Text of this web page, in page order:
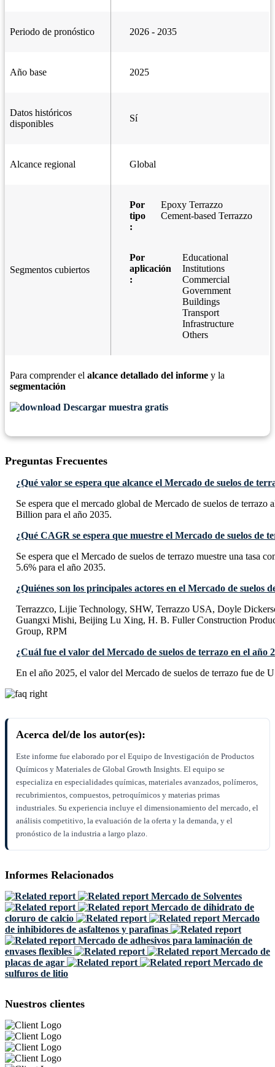
Periodo de pronóstico 2026 - 2035
Año base 2025
Datos históricos
disponibles
Sí
Alcance regional Global
Segmentos cubiertos
Por
tipo
:
Epoxy Terrazzo
Cement-based Terrazzo
Por
aplicación
:
Educational
Institutions
Commercial
Government
Buildings
Transport
Infrastructure
Others
Para comprender el alcance detallado del informe y la
segmentación
Descargar muestra gratis
Preguntas Frecuentes
¿Qué valor se espera que alcance el Mercado de suelos de
Se espera que el mercado global de Mercado de suelos de terrazo
Billion para el año 2035.
¿Qué CAGR se espera que muestre el Mercado de suelos de
Se espera que el Mercado de suelos de terrazo muestre una tasa
5.6% para el año 2035.
¿Quiénes son los principales actores en el Mercado de suelos
Terrazzco, Lijie Technology, SHW, Terrazzo USA, Doyle
Guangxi Mishi, Beijing Lu Xing, H. B. Fuller Construction
Group, RPM
¿Cuál fue el valor del Mercado de suelos de terrazo en el año
En el año 2025, el valor del Mercado de suelos de terrazo fue de
Acerca del/de los autor(es):
Este informe fue elaborado por el Equipo de Investigación de Productos
Químicos y Materiales de Global Growth Insights. El equipo se
especializa en especialidades químicas, materiales avanzados, polímeros,
recubrimientos, compuestos, petroquímicos y materias primas
industriales. Su experiencia incluye el dimensionamiento del mercado, el
análisis competitivo, la evaluación de la oferta y la demanda, y el
pronóstico de la industria a largo plazo.
Informes Relacionados
Mercado de Solventes
Mercado de dihidrato de
cloruro de calcio
Mercado
de inhibidores de asfaltenos y parafinas
Mercado de adhesivos para laminación de
envases flexibles
Mercado de
placas de agar
Mercado de
sulfuros de litio
Nuestros clientes